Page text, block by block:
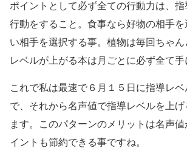
ポイントとして必ず全ての行動力は、
行動をすること。食事なら好物の相手を
い相手を選択する事。植物は毎回ちゃ
レベルが上がる本は月ごとに必ず全て手
これで私は最速で６月１５日に指導レ
で、それから名声値で指導レベルを上
ます。このパターンのメリットは名声
イントも節約できる事ですね。